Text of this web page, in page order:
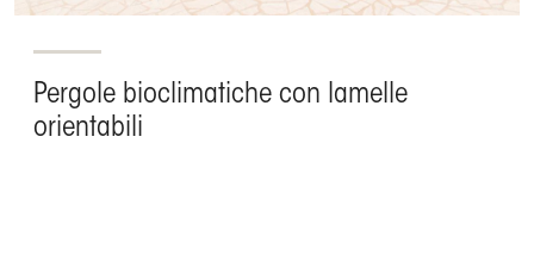
Pergole bioclimatiche con lamelle
orientabili